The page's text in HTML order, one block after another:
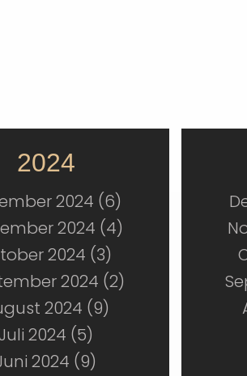
2024
2024 (6)
2024 (4)
2024 (3)
2024 (2)
2024 (9)
2024 (5)
2024 (9)